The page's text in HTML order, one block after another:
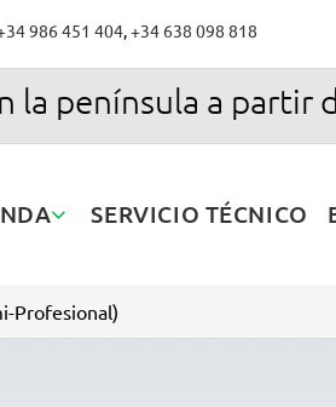
986 451 404,+34 638 098 818
la península a partir
SERVICIO TÉCNICO
Profesional)